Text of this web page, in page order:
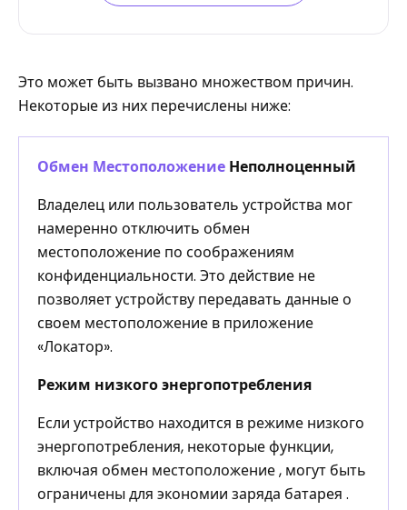
Это может быть вызвано множеством причин.
Некоторые из них перечислены ниже:
Обмен Местоположение Неполноценный
Владелец или пользователь устройства мог
намеренно отключить обмен
местоположение по соображениям
конфиденциальности. Это действие не
позволяет устройству передавать данные о
своем местоположение в приложение
«Локатор».
Режим низкого энергопотребления
Если устройство находится в режиме низкого
энергопотребления, некоторые функции,
включая обмен местоположение , могут быть
ограничены для экономии заряда батарея .